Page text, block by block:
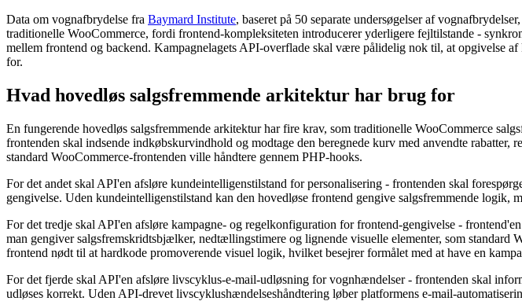
Data om vognafbrydelse fra Baymard Institute, baseret på 50 separate undersøgelser af
traditionelle WooCommerce, fordi frontend-kompleksiteten introducerer yderligere fejltilstande -
mellem frontend og backend. Kampagnelagets API-overflade skal være pålidelig nok til, at opgivelse
for.
Hvad hovedløs salgsfremmende arkitektur har brug for
En fungerende hovedløs salgsfremmende arkitektur har fire krav, som traditionelle WooCommerce
frontenden skal indsende indkøbskurvindhold og modtage den beregnede kurv med anvendte
standard WooCommerce-frontenden ville håndtere gennem PHP-hooks.
For det andet skal API'en afsløre kundeintelligenstilstand for personalisering - frontenden skal
gengivelse. Uden kundeintelligenstilstand kan den hovedløse frontend gengive salgsfremmende
For det tredje skal API'en afsløre kampagne- og regelkonfiguration for frontend-gengivelse -
man gengiver salgsfremskridtsbjælker, nedtællingstimere og lignende visuelle elementer, som
frontend nødt til at hardkode promoverende visuel logik, hvilket besejrer formålet med at have en
For det fjerde skal API'en afsløre livscyklus-e-mail-udløsning for vognhændelser - frontenden skal
udløses korrekt. Uden API-drevet livscyklushændelseshåndtering løber platformens e-mail-